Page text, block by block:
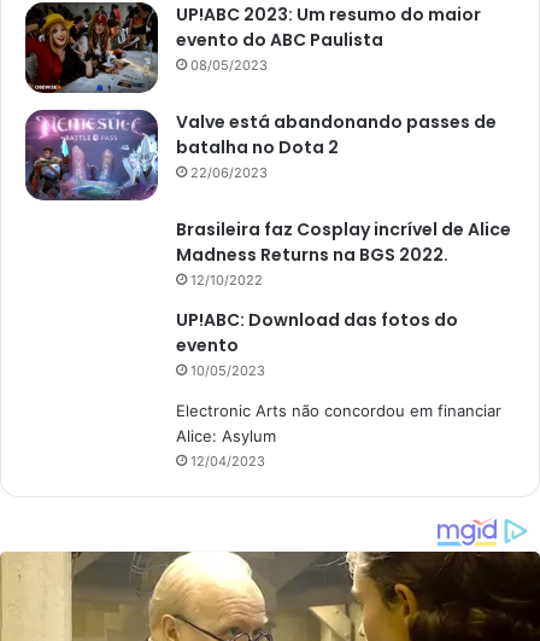
UP!ABC 2023: Um resumo do maior
evento do ABC Paulista
08/05/2023
Valve está abandonando passes de
batalha no Dota 2
22/06/2023
Brasileira faz Cosplay incrível de Alice
Madness Returns na BGS 2022.
12/10/2022
UP!ABC: Download das fotos do
evento
10/05/2023
Electronic Arts não concordou em financiar
Alice: Asylum
12/04/2023